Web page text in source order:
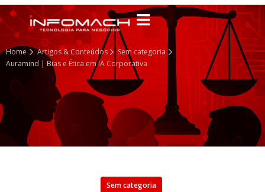
Home Artigos & Conteúdos
Sem categoria
Auramind | Bias e Ética em IA Corporativa
Sem categoria